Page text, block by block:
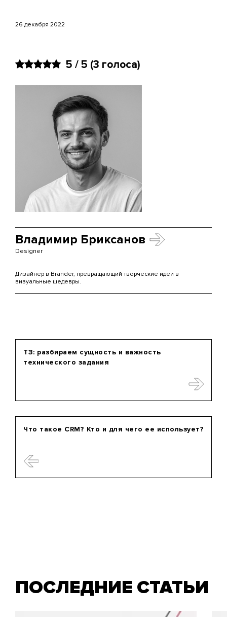
26 декабря 2022
5 / 5 (3 голоса)
Владимир Бриксанов
Designer
Дизайнер в Brander, превращающий творческие идеи в
визуальные шедевры.
Что такое CRM? Кто и для чего ее использует?
ТЗ: разбираем сущность и важность
технического задания
ПОСЛЕДНИЕ СТАТЬИ